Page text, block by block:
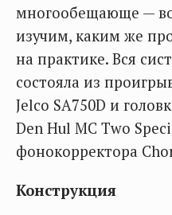
многообещающе —
изучим, каким же
на практике. Вся
состояла из
Jelco SA750D и
Den Hul MC Two
фонокорректора
Конструкция